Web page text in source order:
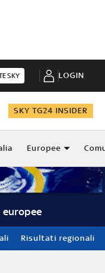
SKY LOGIN
SKY TG24 INSIDER
Europee
europee
Risultati regionali